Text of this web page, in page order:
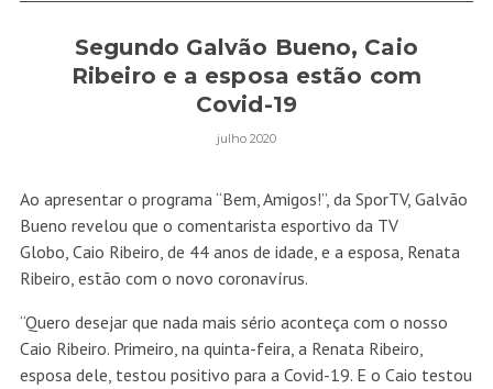
Segundo Galvão Bueno, Caio
Ribeiro e a esposa estão com
Covid-19
julho 2020
Ao apresentar o programa “Bem, Amigos!”, da SporTV, Galvão
Bueno revelou que o comentarista esportivo da TV
Globo, Caio Ribeiro, de 44 anos de idade, e a esposa, Renata
Ribeiro, estão com o novo coronavírus.
“Quero desejar que nada mais sério aconteça com o nosso
Caio Ribeiro. Primeiro, na quinta-feira, a Renata Ribeiro,
esposa dele, testou positivo para a Covid-19. E o Caio testou